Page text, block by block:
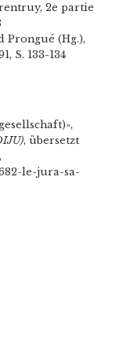
2e partie
Prongué (Hg.),
S. 133-134
, übersetzt
le-jura-sa-